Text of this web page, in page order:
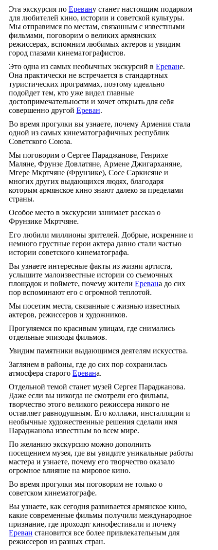
Эта экскурсия по Еревану станет настоящим подарком
для любителей кино, истории и советской культуры.
Мы отправимся по местам, связанным с известными
фильмами, поговорим о великих армянских
режиссерах, вспомним любимых актеров и увидим
город глазами кинематографистов.
Это одна из самых необычных экскурсий в Ереване.
Она практически не встречается в стандартных
туристических программах, поэтому идеально
подойдет тем, кто уже видел главные
достопримечательности и хочет открыть для себя
совершенно другой Ереван.
Во время прогулки вы узнаете, почему Армения стала
одной из самых кинематографичных республик
Советского Союза.
Мы поговорим о Сергее Параджанове, Генрихе
Маляне, Фрунзе Довлатяне, Армене Джигарханяне,
Мгере Мкртчяне (Фрунзике), Сосе Саркисяне и
многих других выдающихся людях, благодаря
которым армянское кино знают далеко за пределами
страны.
Особое место в экскурсии занимает рассказ о
Фрунзике Мкртчяне.
Его любили миллионы зрителей. Добрые, искренние и
немного грустные герои актера давно стали частью
истории советского кинематографа.
Вы узнаете интересные факты из жизни артиста,
услышите малоизвестные истории со съемочных
площадок и поймете, почему жители Еревана до сих
пор вспоминают его с огромной теплотой.
Мы посетим места, связанные с жизнью известных
актеров, режиссеров и художников.
Прогуляемся по красивым улицам, где снимались
отдельные эпизоды фильмов.
Увидим памятники выдающимся деятелям искусства.
Заглянем в районы, где до сих пор сохранилась
атмосфера старого Еревана.
Отдельной темой станет музей Сергея Параджанова.
Даже если вы никогда не смотрели его фильмы,
творчество этого великого режиссера никого не
оставляет равнодушным. Его коллажи, инсталляции и
необычные художественные решения сделали имя
Параджанова известным во всем мире.
По желанию экскурсию можно дополнить
посещением музея, где вы увидите уникальные работы
мастера и узнаете, почему его творчество оказало
огромное влияние на мировое кино.
Во время прогулки мы поговорим не только о
советском кинематографе.
Вы узнаете, как сегодня развивается армянское кино,
какие современные фильмы получили международное
признание, где проходят кинофестивали и почему
Ереван становится все более привлекательным для
режиссеров из разных стран.